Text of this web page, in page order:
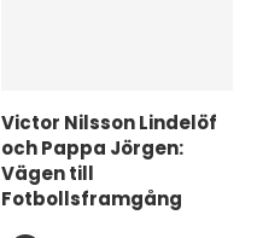
Victor Nilsson Lindelöf
och Pappa Jörgen:
Vägen till
Fotbollsframgång